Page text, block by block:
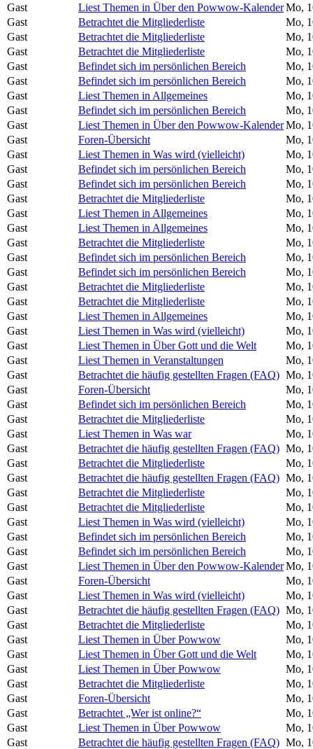
Gast
Liest Themen in Über den Powwow-KalenderMo,
Gast
Betrachtet die Mitgliederliste
Mo,
Gast
Betrachtet die Mitgliederliste
Mo,
Gast
Betrachtet die Mitgliederliste
Mo,
Gast
Befindet sich im persönlichen Bereich
Mo,
Gast
Befindet sich im persönlichen Bereich
Mo,
Gast
Liest Themen in Allgemeines
Mo,
Gast
Befindet sich im persönlichen Bereich
Mo,
Gast
Liest Themen in Über den Powwow-KalenderMo,
Gast
Foren-Übersicht
Mo,
Gast
Liest Themen in Was wird (vielleicht)
Mo,
Gast
Befindet sich im persönlichen Bereich
Mo,
Gast
Befindet sich im persönlichen Bereich
Mo,
Gast
Betrachtet die Mitgliederliste
Mo,
Gast
Liest Themen in Allgemeines
Mo,
Gast
Liest Themen in Allgemeines
Mo,
Gast
Betrachtet die Mitgliederliste
Mo,
Gast
Befindet sich im persönlichen Bereich
Mo,
Gast
Befindet sich im persönlichen Bereich
Mo,
Gast
Betrachtet die Mitgliederliste
Mo,
Gast
Betrachtet die Mitgliederliste
Mo,
Gast
Liest Themen in Allgemeines
Mo,
Gast
Liest Themen in Was wird (vielleicht)
Mo,
Gast
Liest Themen in Über Gott und die Welt
Mo,
Gast
Liest Themen in Veranstaltungen
Mo,
Gast
Betrachtet die häufig gestellten Fragen (FAQ) Mo,
Gast
Foren-Übersicht
Mo,
Gast
Befindet sich im persönlichen Bereich
Mo,
Gast
Betrachtet die Mitgliederliste
Mo,
Gast
Liest Themen in Was war
Mo,
Gast
Betrachtet die häufig gestellten Fragen (FAQ) Mo,
Gast
Betrachtet die Mitgliederliste
Mo,
Gast
Betrachtet die häufig gestellten Fragen (FAQ) Mo,
Gast
Betrachtet die Mitgliederliste
Mo,
Gast
Betrachtet die Mitgliederliste
Mo,
Gast
Liest Themen in Was wird (vielleicht)
Mo,
Gast
Befindet sich im persönlichen Bereich
Mo,
Gast
Befindet sich im persönlichen Bereich
Mo,
Gast
Liest Themen in Über den Powwow-KalenderMo,
Gast
Foren-Übersicht
Mo,
Gast
Liest Themen in Was wird (vielleicht)
Mo,
Gast
Betrachtet die häufig gestellten Fragen (FAQ) Mo,
Gast
Betrachtet die Mitgliederliste
Mo,
Gast
Liest Themen in Über Powwow
Mo,
Gast
Liest Themen in Über Gott und die Welt
Mo,
Gast
Liest Themen in Über Powwow
Mo,
Gast
Betrachtet die Mitgliederliste
Mo,
Gast
Foren-Übersicht
Mo,
Gast
Betrachtet „Wer ist online?“
Mo,
Gast
Liest Themen in Über Powwow
Mo,
Gast
Betrachtet die häufig gestellten Fragen (FAQ) Mo,